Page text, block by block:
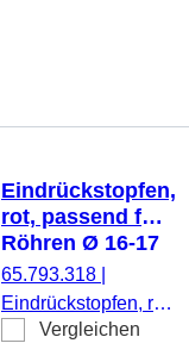
Eindrückstopfen,
rot, passend für
Röhren Ø 16-17
mm
65.793.318
Eindrückstopfen, rot,
passend für Röhren
Vergleichen